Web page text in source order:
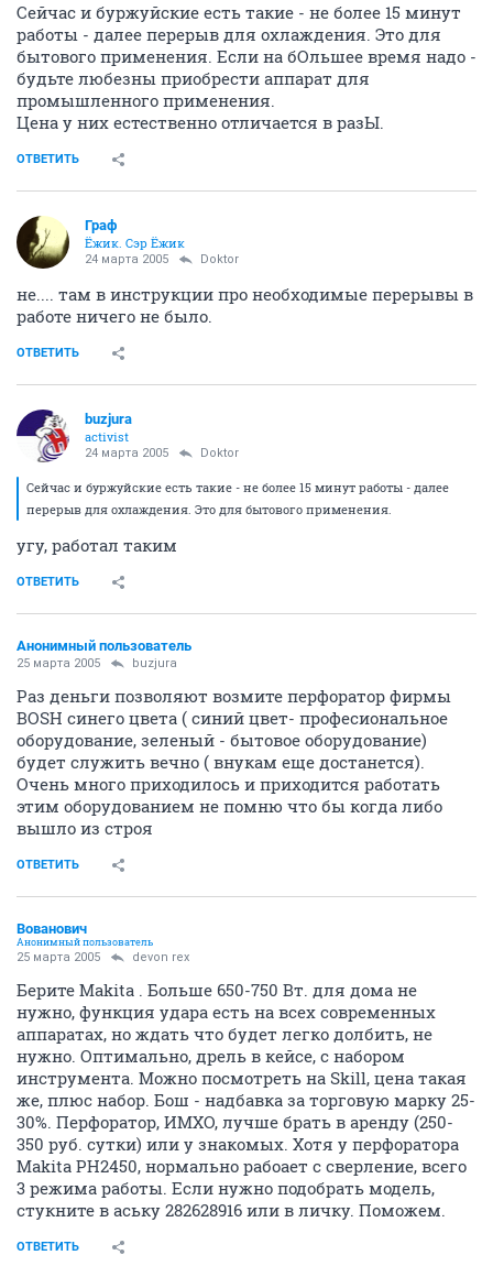
Сейчас и буржуйские есть такие - не более 15 минут
работы - далее перерыв для охлаждения. Это для
бытового применения. Если на бОльшее время надо -
будьте любезны приобрести аппарат для
промышленного применения.
Цена у них естественно отличается в разЫ.
ОТВЕТИТЬ
Граф
Ёжик. Сэр Ёжик
24 марта 2005 Doktor
не.... там в инструкции про необходимые перерывы в
работе ничего не было.
ОТВЕТИТЬ
buzjura
activist
24 марта 2005 Doktor
Сейчас и буржуйские есть такие - не более 15 минут работы - далее
перерыв для охлаждения. Это для бытового применения.
угу, работал таким
ОТВЕТИТЬ
Анонимный пользователь
25 марта 2005 buzjura
Раз деньги позволяют возмите перфоратор фирмы
BOSH синего цвета ( синий цвет- професиональное
оборудование, зеленый - бытовое оборудование)
будет служить вечно ( внукам еще достанется).
Очень много приходилось и приходится работать
этим оборудованием не помню что бы когда либо
вышло из строя
ОТВЕТИТЬ
Вованович
Анонимный пользователь
25 марта 2005 devon rex
Берите Makita . Больше 650-750 Вт. для дома не
нужно, функция удара есть на всех современных
аппаратах, но ждать что будет легко долбить, не
нужно. Оптимально, дрель в кейсе, с набором
инструмента. Можно посмотреть на Skill, цена такая
же, плюс набор. Бош - надбавка за торговую марку 25-
30%. Перфоратор, ИМХО, лучше брать в аренду (250-
350 руб. сутки) или у знакомых. Хотя у перфоратора
Makita PH2450, нормально рабоает с сверление, всего
3 режима работы. Если нужно подобрать модель,
стукните в аську 282628916 или в личку. Поможем.
ОТВЕТИТЬ